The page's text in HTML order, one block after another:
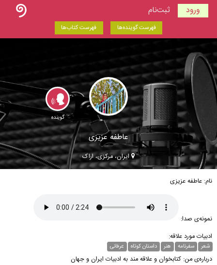
ورود ثبت‌نام
فهرست گوینده‌ها فهرست کتاب‌ها
گوینده
عاطفه عزیزی
ایران، مرکزی، اراک
نام: عاطفه عزیزی
نمونه‌ی صدا:
ادبیات مورد علاقه:
شعر سفرنامه هنر داستان کوتاه عرفانی
درباره‌ی من: کتابخوان و علاقه مند به ادبیات ایران و جهان